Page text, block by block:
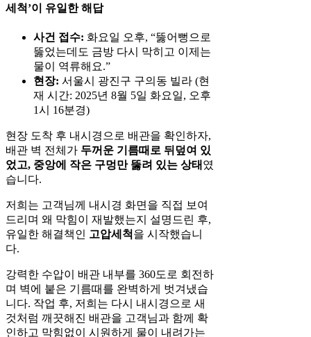
세척’이 유일한 해답
사건 접수: 화요일 오후, “뚫어뻥으로
뚫었는데도 금방 다시 막히고 이제는
물이 역류해요.”
현장: 서울시 광진구 구의동 빌라 (현
재 시간: 2025년 8월 5일 화요일, 오후
1시 16분경)
현장 도착 후 내시경으로 배관을 확인하자,
배관 벽 전체가 두꺼운 기름때로 뒤덮여 있
었고, 중앙에 작은 구멍만 뚫려 있는 상태 였
습니다.
저희는 고객님께 내시경 화면을 직접 보여
드리며 왜 막힘이 재발했는지 설명드린 후,
유일한 해결책인 고압세척 을 시작했습니
다.
강력한 수압이 배관 내부를 360도로 회전하
며 벽에 붙은 기름때를 완벽하게 벗겨냈습
니다. 작업 후, 저희는 다시 내시경으로 새
것처럼 깨끗해진 배관을 고객님과 함께 확
인하고 막힘없이 시원하게 물이 내려가는